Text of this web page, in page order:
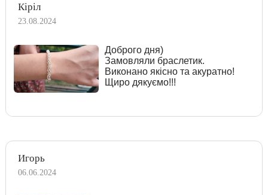
Кіріл
23.08.2024
Доброго дня)
Замовляли браслетик.
Виконано якісно та акуратно!
Щиро дякуємо!!!
Игорь
06.06.2024